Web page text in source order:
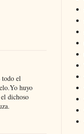
todo el
huyo
dichoso